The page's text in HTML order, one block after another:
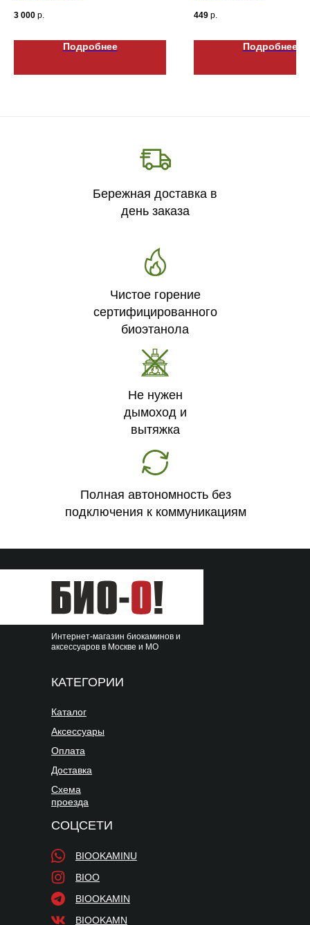
3 000 р.
Подробнее
449 р.
Подробнее
Бережная доставка в
день заказа
Чистое горение
сертифицированного
биоэтанола
Не нужен
дымоход и
вытяжка
Полная автономность без
подключения к коммуникациям
КАТЕГОРИИ
Аксессуары
Каталог
Оплата
Доставка
Схема
проезда
СОЦСЕТИ
BIOO
BIOOKAMINU
Интернет-магазин биокаминов и
аксессуаров в Москве и МО
BIOOKAMIN
BIOOKAMN